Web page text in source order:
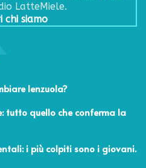
LatteMiele.
chi siamo
lenzuola?
tutto quello che conferma la
i più colpiti sono i giovani.